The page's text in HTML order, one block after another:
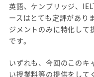
英語、ケンブリッジ、
ースはとても定評があり
ジメントのみに特化して
です。
いずれも、今回のこのキ
い授業料等の提供をして